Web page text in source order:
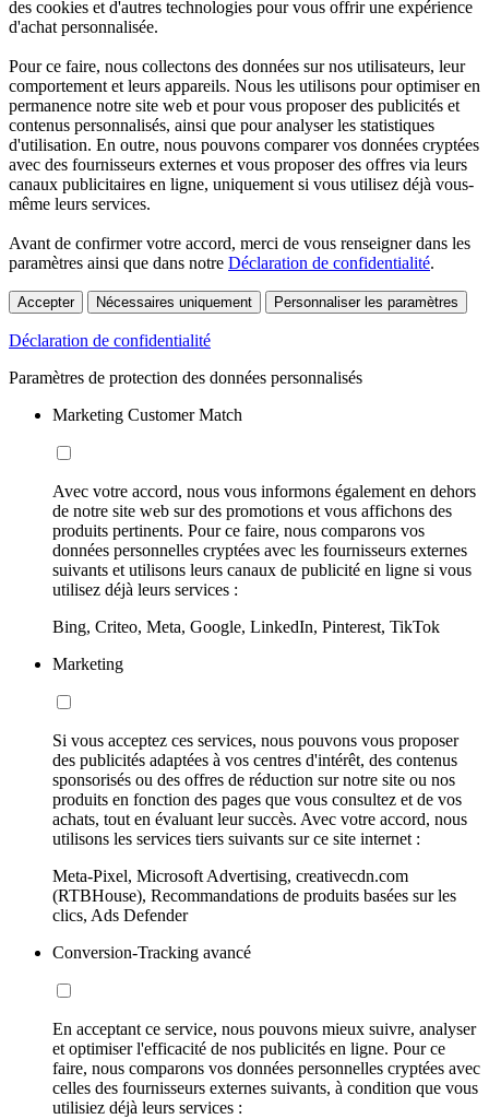
des cookies et d'autres technologies pour vous offrir une expérience
d'achat personnalisée.
Pour ce faire, nous collectons des données sur nos utilisateurs, leur
comportement et leurs appareils. Nous les utilisons pour optimiser en
permanence notre site web et pour vous proposer des publicités et
contenus personnalisés, ainsi que pour analyser les statistiques
d'utilisation. En outre, nous pouvons comparer vos données cryptées
avec des fournisseurs externes et vous proposer des offres via leurs
canaux publicitaires en ligne, uniquement si vous utilisez déjà vous-
même leurs services.
Avant de confirmer votre accord, merci de vous renseigner dans les
paramètres ainsi que dans notre Déclaration de confidentialité.
Accepter Nécessaires uniquement Personnaliser les paramètres
Déclaration de confidentialité
Paramètres de protection des données personnalisés
Marketing Customer Match
Avec votre accord, nous vous informons également en dehors
de notre site web sur des promotions et vous affichons des
produits pertinents. Pour ce faire, nous comparons vos
données personnelles cryptées avec les fournisseurs externes
suivants et utilisons leurs canaux de publicité en ligne si vous
utilisez déjà leurs services :
Bing, Criteo, Meta, Google, LinkedIn, Pinterest, TikTok
Marketing
Si vous acceptez ces services, nous pouvons vous proposer
des publicités adaptées à vos centres d'intérêt, des contenus
sponsorisés ou des offres de réduction sur notre site ou nos
produits en fonction des pages que vous consultez et de vos
achats, tout en évaluant leur succès. Avec votre accord, nous
utilisons les services tiers suivants sur ce site internet :
Meta-Pixel, Microsoft Advertising, creativecdn.com
(RTBHouse), Recommandations de produits basées sur les
clics, Ads Defender
Conversion-Tracking avancé
En acceptant ce service, nous pouvons mieux suivre, analyser
et optimiser l'efficacité de nos publicités en ligne. Pour ce
faire, nous comparons vos données personnelles cryptées avec
celles des fournisseurs externes suivants, à condition que vous
utilisiez déjà leurs services :